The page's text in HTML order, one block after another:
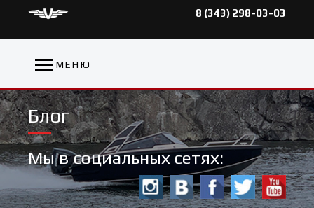
8 (343) 298-03-03
МЕНЮ
Блог
Мы в социальных сетях: